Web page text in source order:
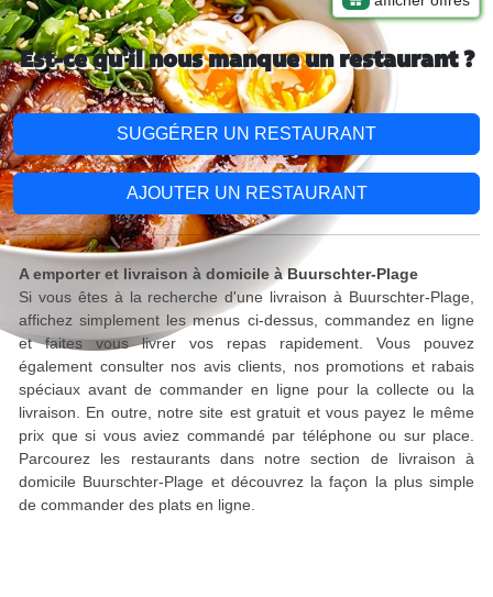
Est-ce qu'il nous manque un restaurant ?
SUGGÉRER UN RESTAURANT
AJOUTER UN RESTAURANT
A emporter et livraison à domicile à Buurschter-Plage
Si vous êtes à la recherche d'une livraison à Buurschter-Plage,
affichez simplement les menus ci-dessus, commandez en ligne
et faites vous livrer vos repas rapidement. Vous pouvez
également consulter nos avis clients, nos promotions et rabais
spéciaux avant de commander en ligne pour la collecte ou la
livraison. En outre, notre site est gratuit et vous payez le même
prix que si vous aviez commandé par téléphone ou sur place.
Parcourez les restaurants dans notre section de livraison à
domicile Buurschter-Plage et découvrez la façon la plus simple
de commander des plats en ligne.